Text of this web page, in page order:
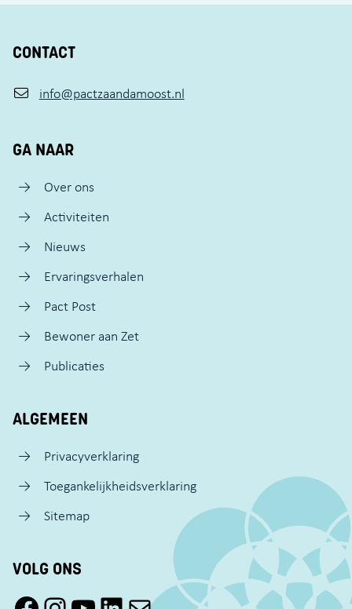
CONTACT
info@pactzaandamoost.nl
GA NAAR
Over ons
Activiteiten
Nieuws
Ervaringsverhalen
Pact Post
Bewoner aan Zet
Publicaties
ALGEMEEN
Privacyverklaring
Toegankelijkheidsverklaring
Sitemap
VOLG ONS